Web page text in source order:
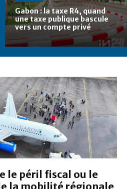
Gabon : la taxe R4, quand
une taxe publique bascule
vers un compte privé
le péril fiscal ou le
la mobilité régionale